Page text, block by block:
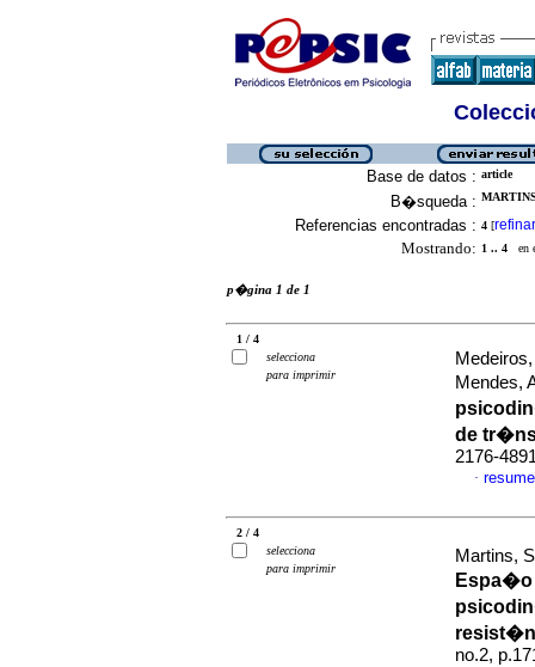
Base de datos : article
B�squeda :
Referencias encontradas : 4 [refinar
Mostrando: 1 .. 4 en
p�gina 1 de 1
1 / 4
selecciona
para imprimir
Mendes,
de
2176-
·
2 / 4
selecciona
para imprimir
Martins,
no.2,